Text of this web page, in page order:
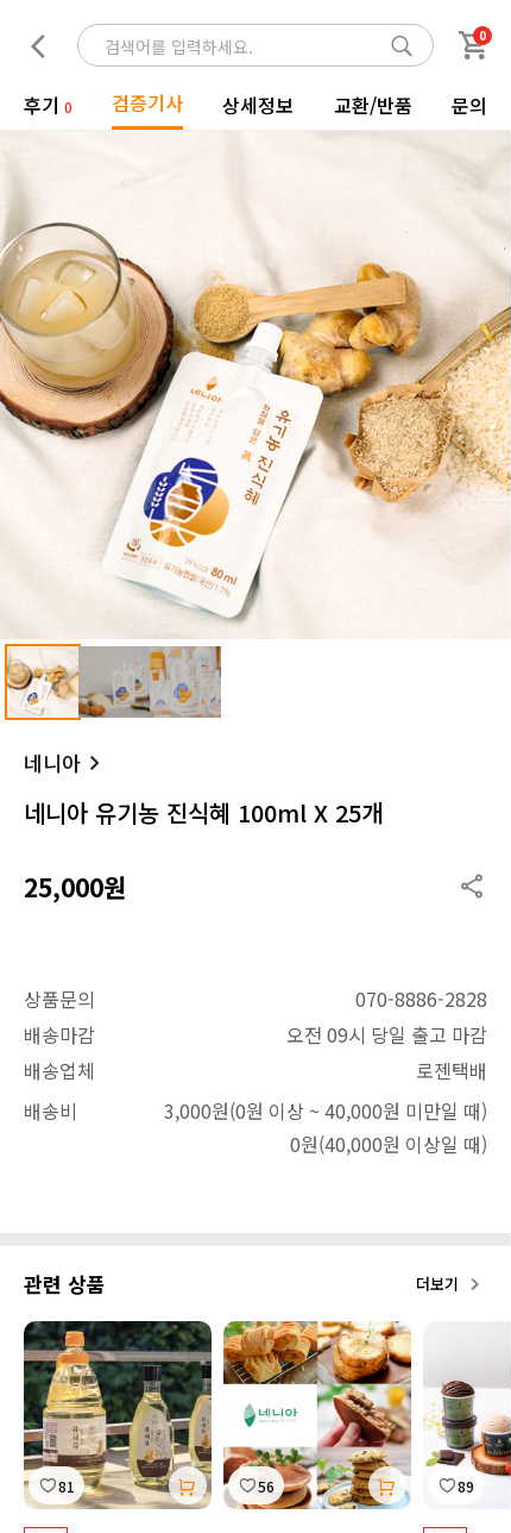
0
후기 0 검증기사 상세정보 교환/반품 문의
네니아
네니아 유기농 진식혜 100ml X 25개
25,000원
상품문의
070-8886-2828
배송마감
오전 09시 당일 출고 마감
배송업체
로젠택배
배송비
3,000원(0원 이상 ~ 40,000원 미만일 때)
0원(40,000원 이상일 때)
관련 상품 더보기
81 56 89